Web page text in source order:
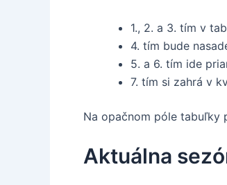
1., 2. a 3. tím v
4. tím bude
5. a 6. tím ide
7. tím si zahrá v
Na opačnom póle tabuľky
Aktuálna